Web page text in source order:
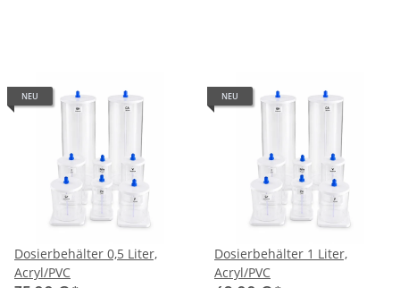
NEU
Dosierbehälter 0,5 Liter,
Acryl/PVC
NEU
Dosierbehälter 1 Liter,
Acryl/PVC